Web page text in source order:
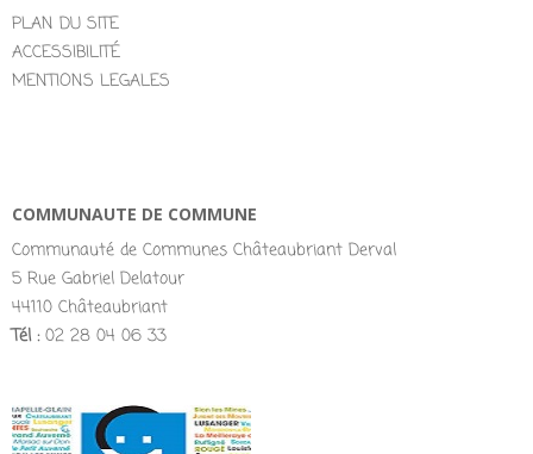
PLAN DU SITE
ACCESSIBILITÉ
MENTIONS LEGALES
COMMUNAUTE DE COMMUNE
Communauté de Communes Châteaubriant Derval
5 Rue Gabriel Delatour
44110 Châteaubriant
Tél :02 28 04 06 33